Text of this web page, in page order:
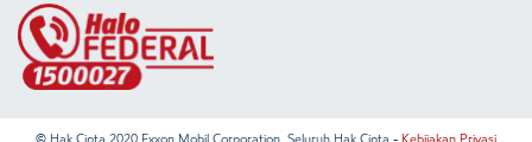
© Hak Cipta 2020 Exxon Mobil Corporation. Seluruh Hak Cipta - Kebijakan Privasi